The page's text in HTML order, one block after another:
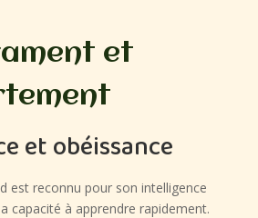
et
et obéissance
est reconnu pour son intelligence
capacité à apprendre rapidement.